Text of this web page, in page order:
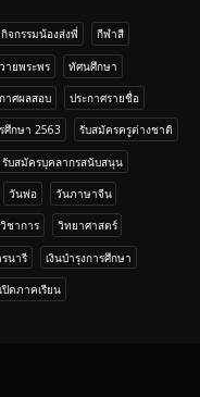
กิจกรรมน้องส่งพี่ กีฬาสี
ายพระพร ทัศนศึกษา
าศผลสอบ ประกาศรายชื่อ
ศึกษา 2563 รับสมัครครูต่างชาติ
รับสมัครบุคลากรสนับสนุน
วันพ่อ วันภาษาจีน
วิชาการ วิทยาศาสตร์
รนารี เงินบำรุงการศึกษา
ปิดภาคเรียน